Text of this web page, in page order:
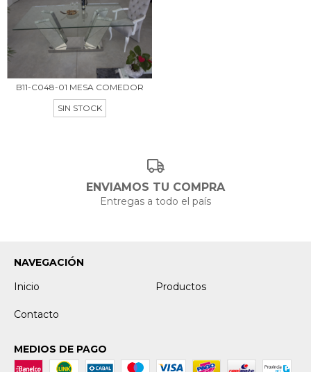
B11-C048-01 MESA COMEDOR
SIN STOCK
ENVIAMOS TU COMPRA
Entregas a todo el país
NAVEGACIÓN
Inicio
Productos
Contacto
MEDIOS DE PAGO